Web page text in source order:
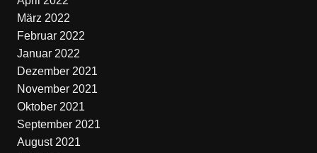
März 2022
Februar 2022
Januar 2022
Dezember 2021
November 2021
Oktober 2021
September 2021
August 2021